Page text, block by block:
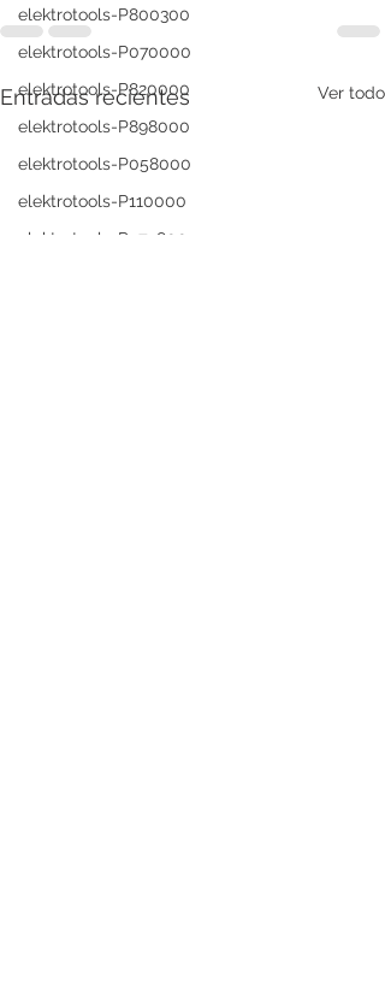
elektrotools-P800300
elektrotools-P070000
elektrotools-P820000
elektrotools-P898000
elektrotools-P058000
elektrotools-P110000
elektrotools-P979800
Entradas recientes Ver todo